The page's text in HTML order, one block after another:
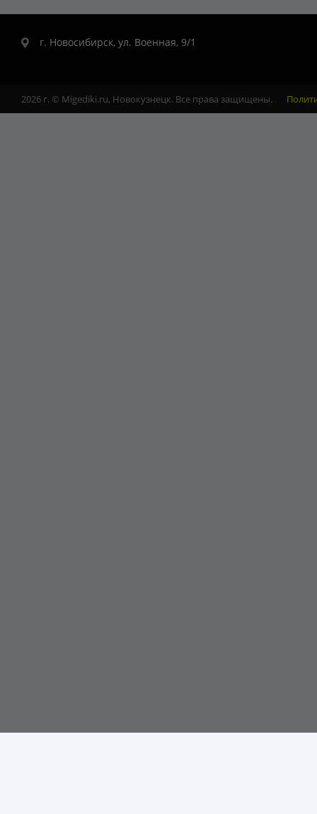
г. Новосибирск, ул. Военная, 9/1
2026 г. © Migediki.ru, Новокузнецк. Все права защищены.